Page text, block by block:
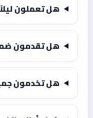
هل تعملون
هل تقدمون
هل تخدمون